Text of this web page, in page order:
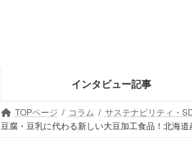
インタビュー記事
TOPページ コラム
サステナビリティ・
豆腐・豆乳に代わる新しい大豆加工食品！北海